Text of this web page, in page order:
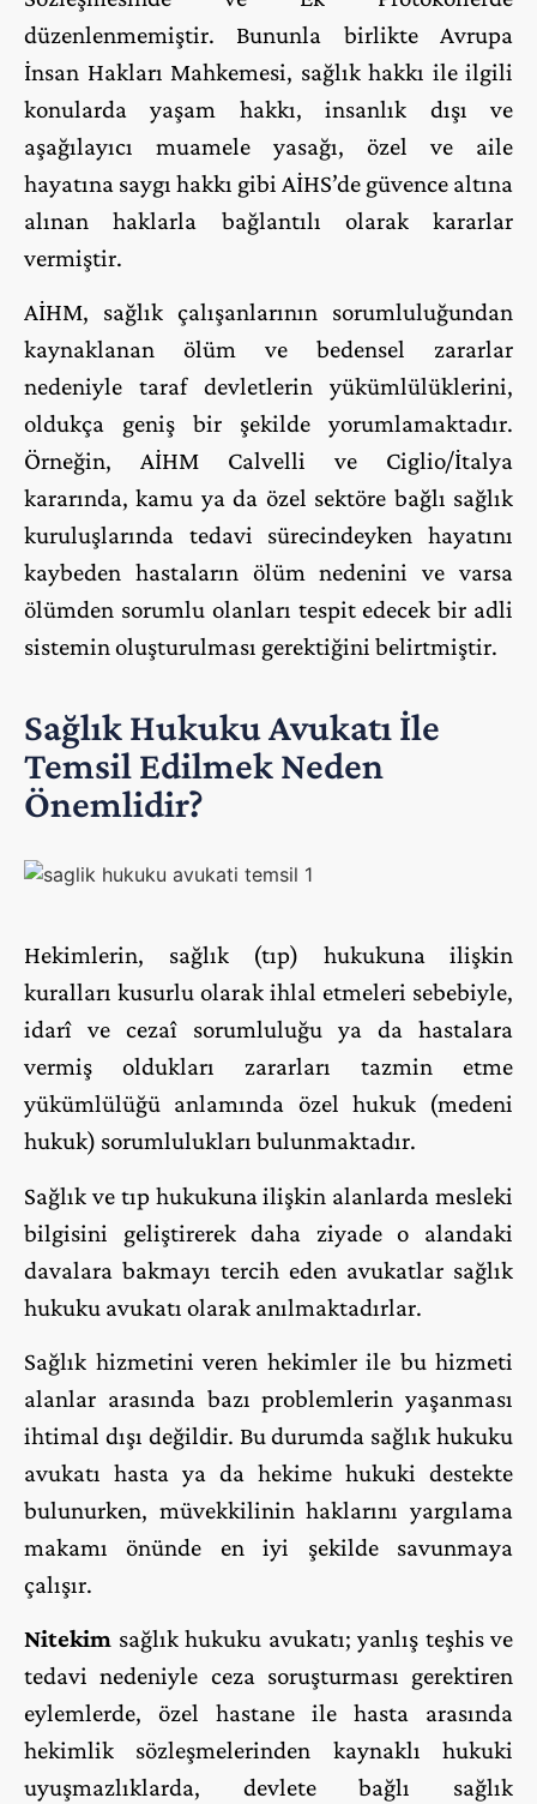
düzenlenmemiştir. Bununla birlikte Avrupa
İnsan Hakları Mahkemesi, sağlık hakkı ile ilgili
konularda yaşam hakkı, insanlık dışı ve
aşağılayıcı muamele yasağı, özel ve aile
hayatına saygı hakkı gibi AİHS’de güvence altına
alınan haklarla bağlantılı olarak kararlar
vermiştir.
AİHM, sağlık çalışanlarının sorumluluğundan
kaynaklanan ölüm ve bedensel zararlar
nedeniyle taraf devletlerin yükümlülüklerini,
oldukça geniş bir şekilde yorumlamaktadır.
Örneğin, AİHM Calvelli ve Ciglio/İtalya
kararında, kamu ya da özel sektöre bağlı sağlık
kuruluşlarında tedavi sürecindeyken hayatını
kaybeden hastaların ölüm nedenini ve varsa
ölümden sorumlu olanları tespit edecek bir adli
sistemin oluşturulması gerektiğini belirtmiştir.
Sağlık Hukuku Avukatı İle
Temsil Edilmek Neden
Önemlidir?
Hekimlerin, sağlık (tıp) hukukuna ilişkin
kuralları kusurlu olarak ihlal etmeleri sebebiyle,
idarî ve cezaî sorumluluğu ya da hastalara
vermiş oldukları zararları tazmin etme
yükümlülüğü anlamında özel hukuk (medeni
hukuk) sorumlulukları bulunmaktadır.
Sağlık ve tıp hukukuna ilişkin alanlarda mesleki
bilgisini geliştirerek daha ziyade o alandaki
davalara bakmayı tercih eden avukatlar sağlık
hukuku avukatı olarak anılmaktadırlar.
Sağlık hizmetini veren hekimler ile bu hizmeti
alanlar arasında bazı problemlerin yaşanması
ihtimal dışı değildir. Bu durumda sağlık hukuku
avukatı hasta ya da hekime hukuki destekte
bulunurken, müvekkilinin haklarını yargılama
makamı önünde en iyi şekilde savunmaya
çalışır.
Nitekim sağlık hukuku avukatı; yanlış teşhis ve
tedavi nedeniyle ceza soruşturması gerektiren
eylemlerde, özel hastane ile hasta arasında
hekimlik sözleşmelerinden kaynaklı hukuki
uyuşmazlıklarda, devlete bağlı sağlık